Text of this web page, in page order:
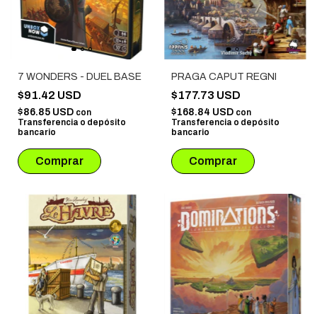
7 WONDERS - DUEL BASE
$91.42 USD
$86.85 USD con
Transferencia o depósito
bancario
PRAGA CAPUT REGNI
$177.73 USD
$168.84 USD con
Transferencia o depósito
bancario